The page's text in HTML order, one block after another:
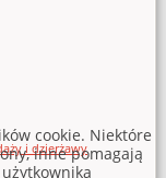
i dzierżawy
cookie. Niektóre
inne pomagają